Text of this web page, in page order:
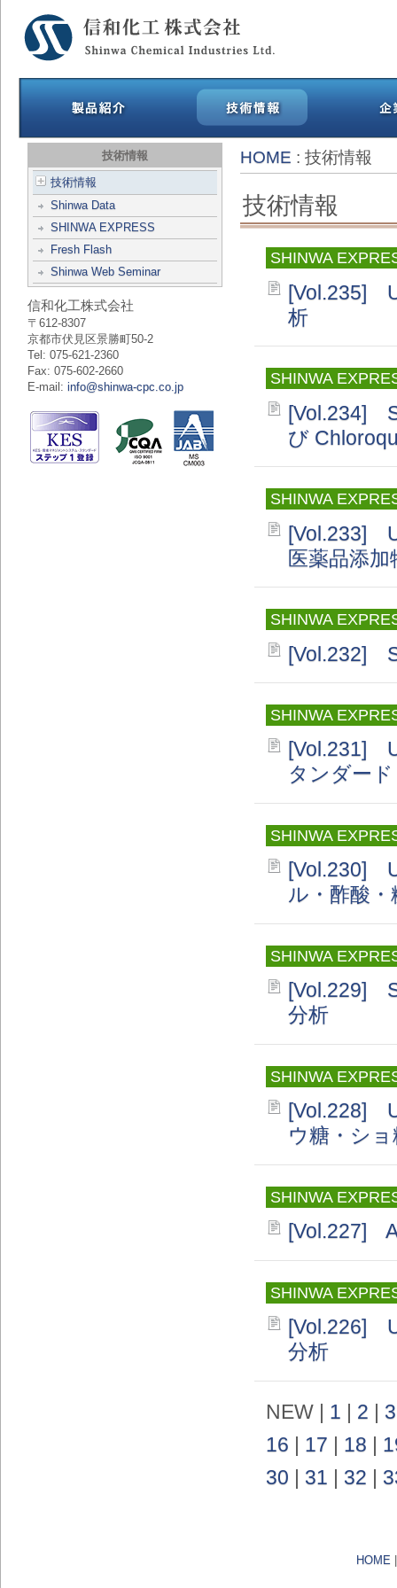
技術情報
技術情報
Shinwa Data
SHINWA EXPRESS
Fresh Flash
Shinwa Web Seminar
信和化工株式会社
〒612-8307
京都市伏見区景勝町50-2
Tel: 075-621-2360
Fax: 075-602-2660
E-mail: info@shinwa-cpc.co.jp
HOME : 技術情報
技術情報
SHINWA
[Vol.235]
析
SHINWA
[Vol.234]
び
SHINWA
[Vol.233]
医薬品添
SHINWA
[Vol.232]
SHINWA
[Vol.231]
タンダー
SHINWA
[Vol.230]
ル・酢酸
SHINWA
[Vol.229]
分析
SHINWA
[Vol.228]
ウ糖・シ
SHINWA
[Vol.227]
SHINWA
[Vol.226]
分析
NEW | 1 2 3
16
17 18
30
31 32
HOME